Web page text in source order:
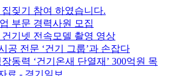
집짖기 참여 하였습니다.
부문 경력사원 모집
건기넷 전속모델 촬영 영상
공 전문 ‘건기 그룹’과 손잡다
동력 ‘건기온새 단열재’ 300억원 목